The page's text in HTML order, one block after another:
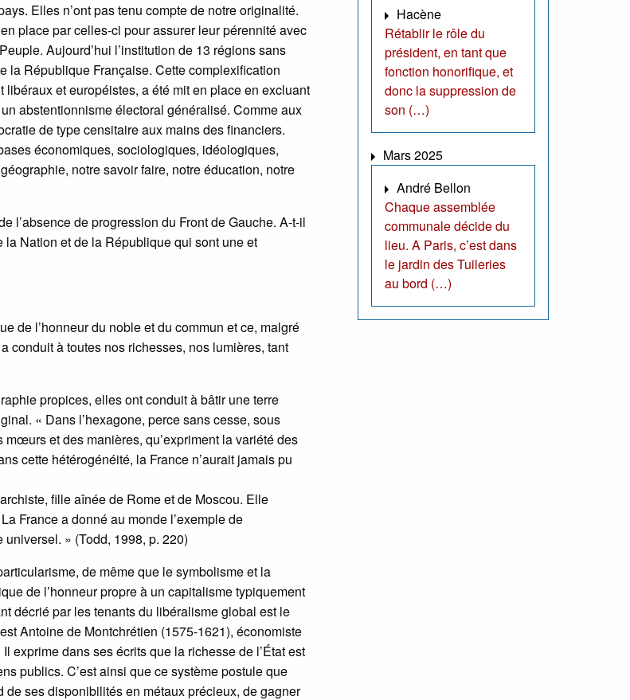
Elles n’ont pas tenu compte de notre originalité.
place par celles-ci pour assurer leur pérennité avec
Aujourd’hui l’institution de 13 régions sans
la République Française. Cette complexification
libéraux et européistes, a été mit en place en excluant
abstentionnisme électoral généralisé. Comme aux
de type censitaire aux mains des financiers.
économiques, sociologiques, idéologiques,
notre savoir faire, notre éducation, notre
l’absence de progression du Front de Gauche. A-t-il
Nation et de la République qui sont une et
de l’honneur du noble et du commun et ce, malgré
conduit à toutes nos richesses, nos lumières, tant
propices, elles ont conduit à bâtir une terre
« Dans l’hexagone, perce sans cesse, sous
et des manières, qu’expriment la variété des
cette hétérogénéité, la France n’aurait jamais pu
fille aînée de Rome et de Moscou. Elle
France a donné au monde l’exemple de
universel. » (Todd, 1998, p. 220)
de même que le symbolisme et la
de l’honneur propre à un capitalisme typiquement
décrié par les tenants du libéralisme global est le
Antoine de Montchrétien (1575-1621), économiste
exprime dans ses écrits que la richesse de l’État est
publics. C’est ainsi que ce système postule que
de ses disponibilités en métaux précieux, de gagner
Hacène
Rétablir le rôle du
président, en tant que
fonction honorifique, et
donc la suppression de
son (…)
Mars 2025
André Bellon
Chaque assemblée
communale décide du
lieu. A Paris, c’est dans
le jardin des Tuileries
au bord (…)